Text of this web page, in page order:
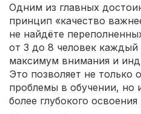
Одним из главных
принцип «качество
не найдёте
от 3 до 8 человек каждый
максимум внимания и
Это позволяет не только
проблемы в обучении, но
более глубокого